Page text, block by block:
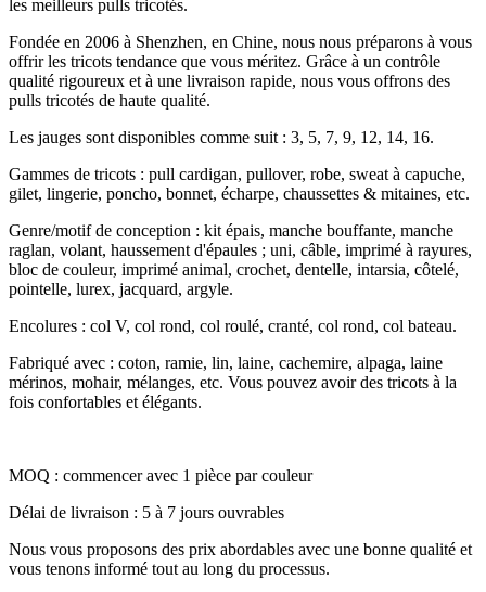
les meilleurs pulls tricotés.
Fondée en 2006 à Shenzhen, en Chine, nous nous préparons à vous
offrir les tricots tendance que vous méritez. Grâce à un contrôle
qualité rigoureux et à une livraison rapide, nous vous offrons des
pulls tricotés de haute qualité.
Les jauges sont disponibles comme suit : 3, 5, 7, 9, 12, 14, 16.
Gammes de tricots : pull cardigan, pullover, robe, sweat à capuche,
gilet, lingerie, poncho, bonnet, écharpe, chaussettes & mitaines, etc.
Genre/motif de conception : kit épais, manche bouffante, manche
raglan, volant, haussement d'épaules ; uni, câble, imprimé à rayures,
bloc de couleur, imprimé animal, crochet, dentelle, intarsia, côtelé,
pointelle, lurex, jacquard, argyle.
Encolures : col V, col rond, col roulé, cranté, col rond, col bateau.
Fabriqué avec : coton, ramie, lin, laine, cachemire, alpaga, laine
mérinos, mohair, mélanges, etc. Vous pouvez avoir des tricots à la
fois confortables et élégants.
MOQ : commencer avec 1 pièce par couleur
Délai de livraison : 5 à 7 jours ouvrables
Nous vous proposons des prix abordables avec une bonne qualité et
vous tenons informé tout au long du processus.